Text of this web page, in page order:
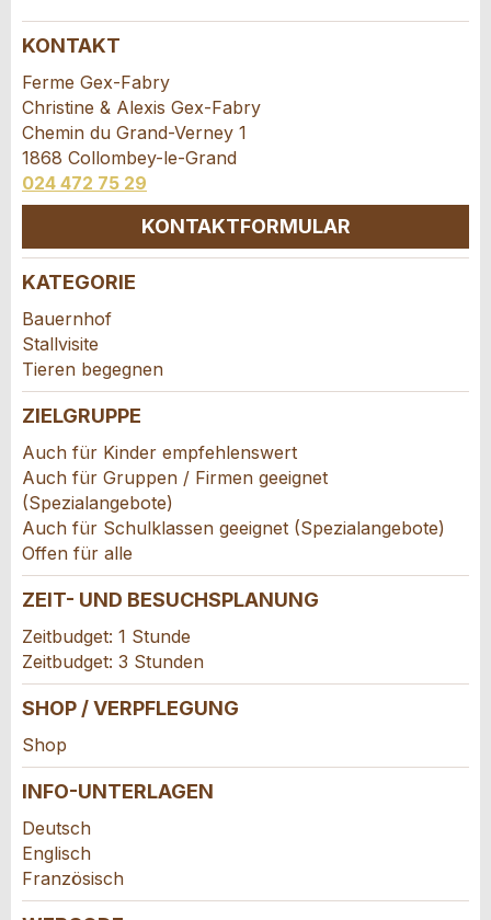
* Eingabe erforderlich
Zur Qualitätssicherung wird eine Kopie der E-Mail
NACHRICHT SENDEN
Schliessen
* Eingabe erforderlich
ANZEIGE WEITEREMPFEHLEN
KONTAKT
Ferme Gex-Fabry
Christine & Alexis Gex-Fabry
Chemin du Grand-Verney 1
1868 Collombey-le-Grand
024 472 75 29
KONTAKTFORMULAR
Kontakt
Verfassen Sie eine Nachricht für die
Kontaktpersonen dieser Anzeige.
Adresse
KATEGORIE
Bauernhof
Stallvisite
Tieren begegnen
ZIELGRUPPE
Auch für Kinder empfehlenswert
Auch für Gruppen / Firmen geeignet
(Spezialangebote)
Auch für Schulklassen geeignet (Spezialangebote)
Offen für alle
ZEIT- UND BESUCHSPLANUNG
Zeitbudget: 1 Stunde
Zeitbudget: 3 Stunden
SHOP / VERPFLEGUNG
Shop
INFO-UNTERLAGEN
Deutsch
Englisch
Französisch